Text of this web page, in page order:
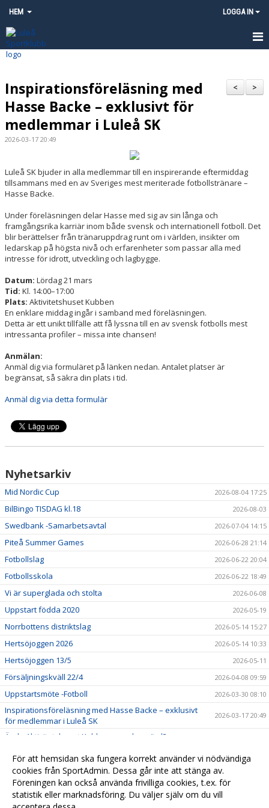
HEM LOGGA IN
HEM
NYHETER
OM KLUBBEN
KONTAKT
BILDGALLERI
MATCHER
PROFILKLÄDER
STÖD LSK
PLANBOKNING
>
<
Inspirationsföreläsning med
Hasse Backe – exklusivt för
medlemmar i Luleå SK
2026-03-17 20:49
Luleå SK bjuder in alla medlemmar till en inspirerande eftermiddag
tillsammans med en av Sveriges mest meriterade fotbollstränare –
Hasse Backe.
Under föreläsningen delar Hasse med sig av sin långa och
framgångsrika karriär inom både svensk och internationell fotboll. Det
blir berättelser från tränaruppdrag runt om i världen, insikter om
ledarskap på högsta nivå och erfarenheter som passar alla med
intresse för idrott, utveckling och lagbygge.
Datum: Lördag 21 mars
Tid: Kl. 14:00–17:00
Plats: Aktivitetshuset Kubben
En enklare middag ingår i samband med föreläsningen.
Detta är ett unikt tillfälle att få lyssna till en av svensk fotbolls mest
intressanta profiler – missa inte chansen!
Anmälan:
Anmäl dig via formuläret på länken nedan. Antalet platser är
begränsat, så säkra din plats i tid.
Anmäl dig via detta formulär
Nyhetsarkiv
Mid Nordic Cup 2026-08-04 17:25
BilBingo TISDAG kl.18 2026-08-03
Swedbank -Samarbetsavtal 2026-07-04 14:15
Piteå Summer Games 2026-06-28 21:14
Fotbollslag 2026-06-22 20:04
Fotbollsskola 2026-06-22 18:49
Vi är superglada och stolta 2026-06-08
Uppstart födda 2020 2026-05-19
Norrbottens distriktslag 2026-05-14 15:27
Hertsöjoggen 2026 2026-05-14 10:33
Hertsöjoggen 13/5 2026-05-11
Försäljningskväll 22/4 2026-04-08 09:59
Uppstartsmöte -Fotboll 2026-03-30 08:10
Inspirationsföreläsning med Hasse Backe – exklusivt
för medlemmar i Luleå SK
2026-03-17 20:49
Är du Aktivitetshuset Kubbens nya husvärd?
Utdelning av utmärkelser 2026-02-25 10:44
Styrelse 2026
2026-02-25 08:56
För att hemsidan ska fungera korrekt använder vi nödvändiga
cookies från SportAdmin. Dessa går inte att stänga av.
Föreningen kan också använda frivilliga cookies, t.ex. för
statistik eller marknadsföring. Du väljer själv om du vill